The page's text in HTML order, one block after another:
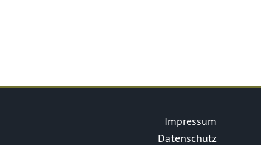
Impressum
Datenschutz